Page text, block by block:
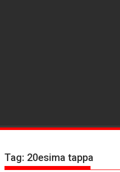
Tag: 20esima tappa